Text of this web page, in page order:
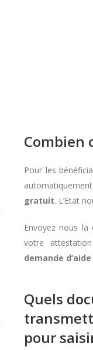
Combien
Pour les
gratuit. L’Etat
Envoyez nous la
votre
demande
Quels
pour